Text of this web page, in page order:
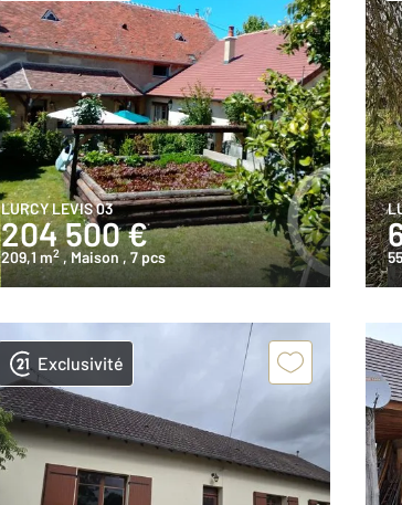
LURCY LEVIS 03
204 500 €
209,1 m2 , Maison, 7 pcs
Exclusivité